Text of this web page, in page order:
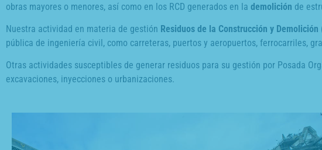
obras mayores o menores, así como en los RCD generados en la demolición de
Nuestra actividad en materia de gestión Residuos de la Construcción y Demolición
pública de ingeniería civil, como carreteras, puertos y aeropuertos, ferrocarriles,
Otras actividades susceptibles de generar residuos para su gestión por Posada
excavaciones, inyecciones o urbanizaciones.